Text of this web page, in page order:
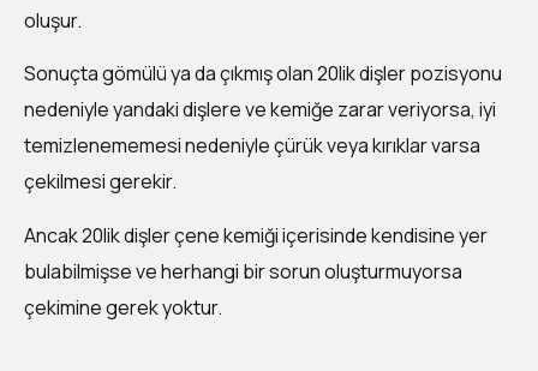
oluşur.
Sonuçta gömülü ya da çıkmış olan 20lik dişler pozisyonu
nedeniyle yandaki dişlere ve kemiğe zarar veriyorsa, iyi
temizlenememesi nedeniyle çürük veya kırıklar varsa
çekilmesi gerekir.
Ancak 20lik dişler çene kemiği içerisinde kendisine yer
bulabilmişse ve herhangi bir sorun oluşturmuyorsa
çekimine gerek yoktur.